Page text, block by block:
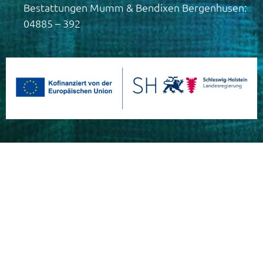
Bestattungen Mumm & Bendixen Bergenhusen:
04885 – 392